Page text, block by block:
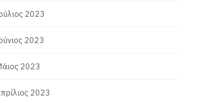
2023
2023
2023
2023